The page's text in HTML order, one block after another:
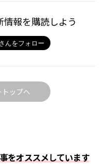
報を購読しよう
ップへ
をオススメしています